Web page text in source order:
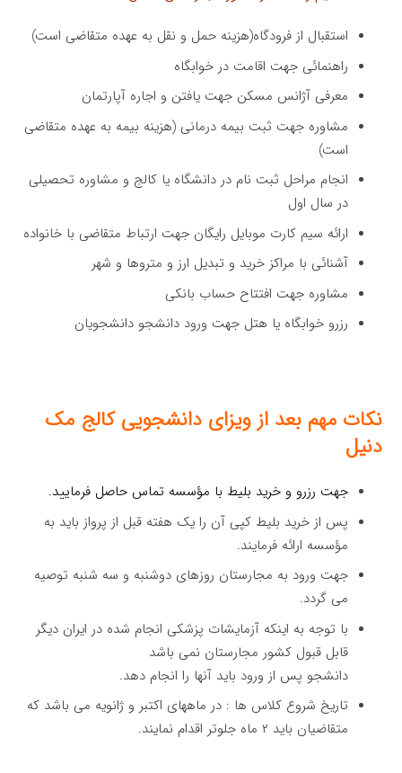
استقبال از فرودگاه(هزینه حمل و نقل به عهده متقاضی است)
راهنمائی جهت اقامت در خوابگاه
معرفی آژانس مسکن جهت یافتن و اجاره آپارتمان
مشاوره جهت ثبت بیمه درمانی (هزینه بیمه به عهده متقاضی
است)
انجام مراحل ثبت نام در دانشگاه یا کالج و مشاوره تحصیلی
در سال اول
ارائه سیم کارت موبایل رایگان جهت ارتباط متقاضی با خانواده
آشنائی با مراکز خرید و تبدیل ارز و متروها و شهر
مشاوره جهت افتتاح حساب بانکی
رزرو خوابگاه یا هتل جهت ورود دانشجو دانشجویان
نکات مهم بعد از ویزایدانشجوییکالج مک
دنیل
جهت رزرو و خرید بلیط با مؤسسه تماس حاصل فرمایید.
پس از خرید بلیط کپی آن را یک هفته قبل از پرواز باید به
مؤسسه ارائه فرمایند.
جهت ورود به مجارستان روزهای دوشنبه و سه شنبه توصیه
می گردد.
با توجه به اینکه آزمایشات پزشکی انجام شده در ایران دیگر
قابل قبول کشور مجارستان نمی باشد
دانشجو پس از ورود باید آنها را انجام دهد.
تاریخ شروع کلاس ها : در ماههای اکتبر و ژانویه می باشد که
متقاضیان باید ۲ ماه جلوتر اقدام نمایند.